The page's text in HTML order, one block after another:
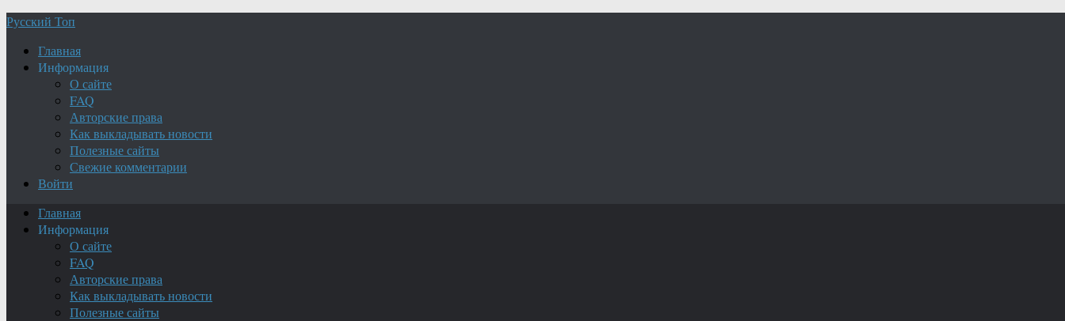
Русский Топ
Главная
Информация
О сайте
FAQ
Авторские права
Как выкладывать новости
Полезные сайты
Свежие комментарии
Войти
Главная
Информация
О сайте
FAQ
Авторские права
Как выкладывать новости
Полезные сайты